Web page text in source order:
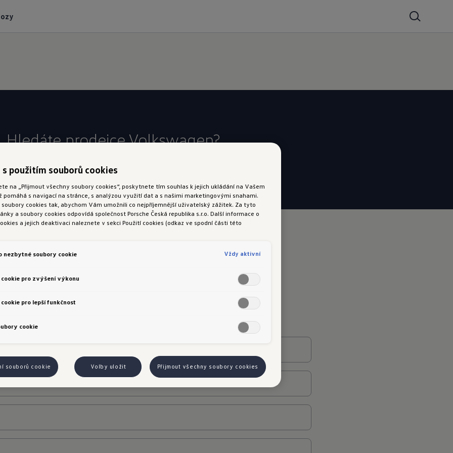
Hledáte prodejce Volkswagen?
Mapa prodejců
- 18:00
555 599
s použitím souborů cookies
na „Přijmout všechny soubory cookies“, poskytnete tím souhlas k jejich ukládání na Vašem
pomáhá s navigací na stránce, s analýzou využití dat a s našimi marketingovými snahami.
cookies tak, abychom Vám umožnili co nejpříjemnější uživatelský zážitek. Za tyto
a soubory cookies odpovídá společnost Porsche Česká republika s.r.o. Další informace o
a jejich deaktivaci naleznete v sekci Použití cookies (odkaz ve spodní části této
nezbytné soubory cookie Vždy aktivní
cookie pro zvýšení výkonu
pro lepší funkčnost
cookie
souborů cookie Volby uložit Přijmout všechny soubory cookies